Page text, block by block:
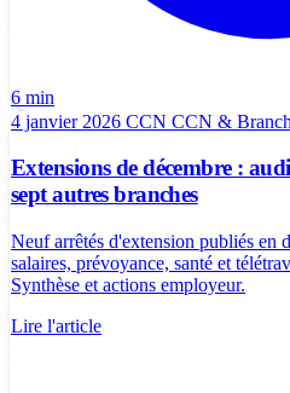
6 min
4 janvier 2026 CCN CCN &
Extensions de décembre :
sept autres branches
Neuf arrêtés d'extension publiés en
salaires, prévoyance, santé et
Synthèse et actions employeur.
Lire l'article